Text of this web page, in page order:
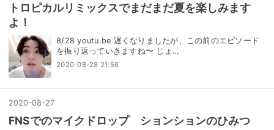
トロピカルリミックスでまだまだ夏を楽しみます
よ！
8/28 youtu.be 遅くなりましたが、この前のエピソード
を振り返っていきますね〜 じょ…
2020-08-28 21:56
2020-08-27
FNSでのマイクドロップ ションションのひみつ